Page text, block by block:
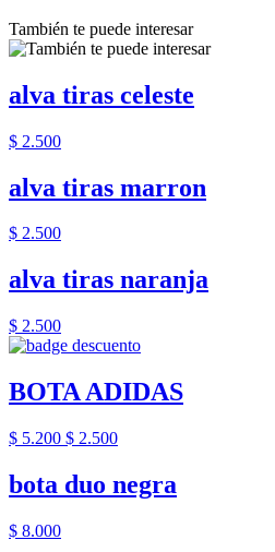
También te puede interesar
alva tiras celeste
$ 2.500
alva tiras marron
$ 2.500
alva tiras naranja
$ 2.500
BOTA ADIDAS
$ 5.200 $ 2.500
bota duo negra
$ 8.000